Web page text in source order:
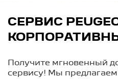
СЕРВИС
Получите мгновенный
сервису! Мы